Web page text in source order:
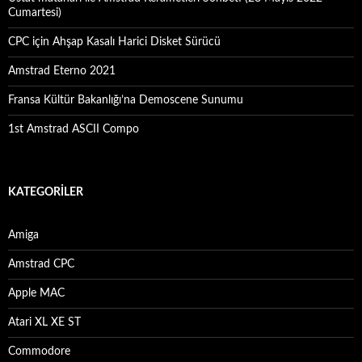
Cumartesi)
CPC için Ahşap Kasalı Harici Disket Sürücü
Amstrad Eterno 2021
Fransa Kültür Bakanlığı’na Demoscene Sunumu
1st Amstrad ASCII Compo
KATEGORILER
Amiga
Amstrad CPC
Apple MAC
Atari XL XE ST
Commodore